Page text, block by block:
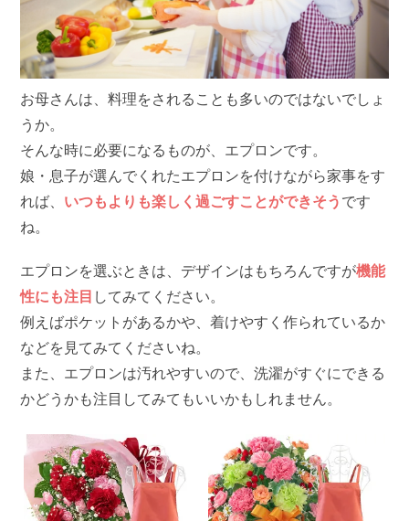
お母さんは、料理をされることも多いのではないでしょ
うか。
そんな時に必要になるものが、エプロンです。
娘・息子が選んでくれたエプロンを付けながら家事をす
れば、 いつもよりも楽しく過ごすことができそう です
ね。
エプロンを選ぶときは、デザインはもちろんですが機能
性にも注目 してみてください。
例えばポケットがあるかや、着けやすく作られているか
などを見てみてくださいね。
また、エプロンは汚れやすいので、洗濯がすぐにできる
かどうかも注目してみてもいいかもしれません。